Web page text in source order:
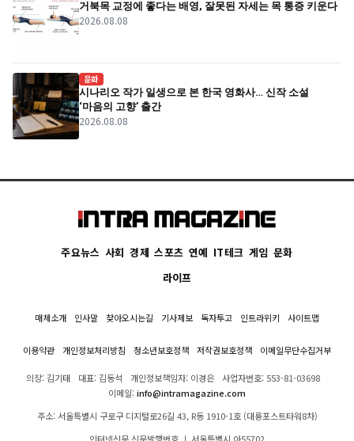
거북목 교정에 좋다는 배영, 잘못된 자세는 목 통증 키운다
2026.08.08
문화
시나리오 작가 일생으로 본 한국 영화사… 신작 소설
‘마음의 고향’ 출간
2026.08.08
주요뉴스 사회 경제 스포츠 연예 IT테크 게임 문화
라이프
매체소개 인사말 찾아오시는길 기사제보 독자투고 인트라위키 사이트맵
이용약관 개인정보처리방침 청소년보호정책 저작권보호정책 이메일무단수집거부
의장: 김기태 대표: 김동석 개인정보책임자: 이경은
사업자번호: 553-81-03698
이메일:info@intramagazine.com
주소: 서울특별시 구로구 디지털로26길 43, R동 1910-1호 (대륭포스트타워8차)